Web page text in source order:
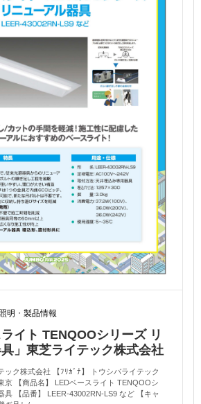
照明 ・製品情報
ライト TENQOOシリーズ リ
」東芝ライテック株式会社
ック株式会社 【ﾌﾘｶﾞﾅ】 トウシバライテック
京 【商品名】 LEDベースライト TENQOOシ
具 【品番】 LEER-43002RN-LS9 など 【キャ